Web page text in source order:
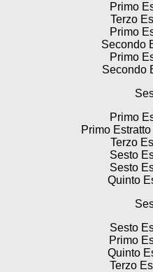
Primo
Terzo
Primo
Secondo
Primo
Secondo
Primo
Primo
Terzo
Sesto
Sesto
Quinto
Sesto
Primo
Quinto
Terzo